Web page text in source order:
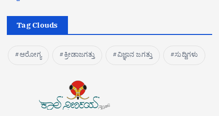
Tag Clouds
ಆರೋಗ್ಯ ಕ್ರೀಡಾಜಗತ್ತು ವಿಜ್ಞಾನ ಜಗತ್ತು ಸುದ್ದಿಗಳು